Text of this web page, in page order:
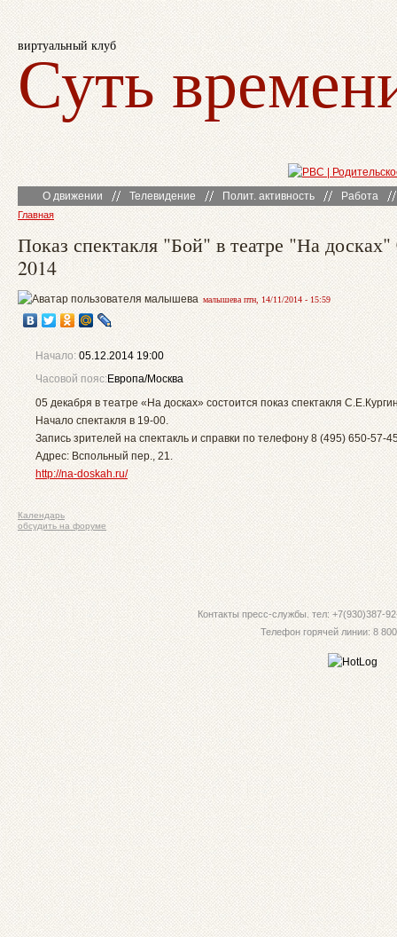
виртуальный клуб
Суть
О движении Телевидение Полит. активность Работа
Главная
Показ спектакля "Бой" в театре "На досках"
2014
малышева птн, 14/11/2014 - 15:59
Начало:05.12.2014 19:00
Часовой пояс:Европа/Москва
05 декабря в театре «На досках» состоится показ спектакля
Начало спектакля в 19-00.
Запись зрителей на спектакль и справки по телефону 8 (495) 650-57-
Адрес: Вспольный пер., 21.
http://na-doskah.ru/
Календарь
обсудить на форуме
Контакты пресс-службы. тел: +7(930)387-
Телефон горячей линии: 8